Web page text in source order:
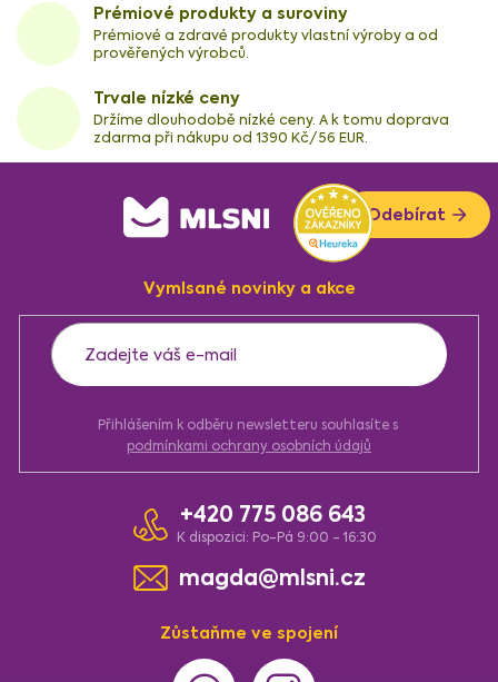
Prémiové produkty a suroviny
Prémiové a zdravé produkty vlastní výroby a od
prověřených výrobců.
Trvale nízké ceny
Držíme dlouhodobě nízké ceny. A k tomu doprava
zdarma při nákupu od 1390 Kč/56 EUR.
Vymlsané novinky a akce
Přihlášením k odběru newsletteru souhlasíte s
podmínkami ochrany osobních údajů
Odebírat
Zůstaňme ve spojení
+420 775 086 643
K dispozici: Po-Pá 9:00 - 16:30
magda@mlsni.cz